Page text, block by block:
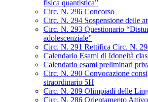
fisica quantistica”
Circ. N. 296 Concorso
Circ. N. 294 Sospensione delle
Circ. N. 293 Questionario
adolescenziale”
Circ. N. 291 Rettifica Circ. N.
Calendario Esami di Idoneità
Calendario esami preliminari
Circ. N. 290 Convocazione
straordinario 5H
Circ. N. 289 Olimpiadi delle
Circ. N. 286 Orientamento Attivo